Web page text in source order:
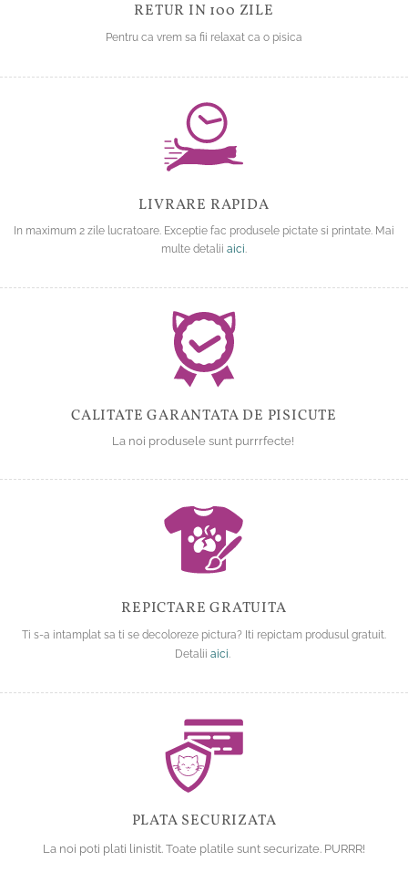
RETUR IN 100 ZILE
Pentru ca vrem sa fii relaxat ca o pisica
LIVRARE RAPIDA
In maximum 2 zile lucratoare. Exceptie fac produsele pictate si printate. Mai
multe detalii aici.
CALITATE GARANTATA DE PISICUTE
La noi produsele sunt purrrfecte!
REPICTARE GRATUITA
Ti s-a intamplat sa ti se decoloreze pictura? Iti repictam produsul gratuit.
Detalii aici
PLATA SECURIZATA
La noi poti plati linistit. Toate platile sunt securizate. PURRR!